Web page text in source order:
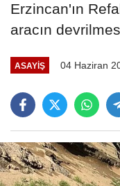
Erzincan'ın
aracın
ASAYİŞ 04 Haziran